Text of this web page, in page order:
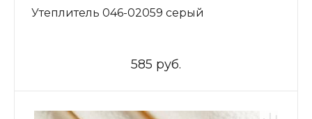
Утеплитель 046-02059 серый
585 руб.